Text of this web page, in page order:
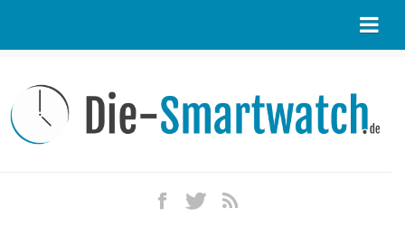
Kontakt / Tipp geben
Impressum